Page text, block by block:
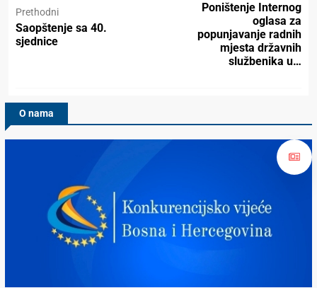
Prethodni
Saopštenje sa 40.
sjednice
Poništenje Internog
oglasa za
popunjavanje radnih
mjesta državnih
službenika u…
O nama